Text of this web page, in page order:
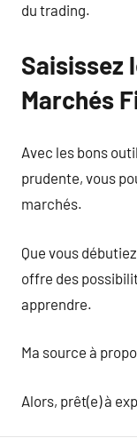
du trading.
Saisissez
Marchés
Avec les bons
prudente, vous
marchés.
Que vous
offre des
apprendre.
Ma source à
Alors, prêt(e) à